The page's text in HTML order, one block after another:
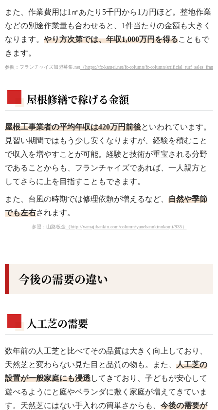
また、作業費用は1㎡あたり5千円から1万円ほど。整地作業
などの別途作業量も合わせると、1件当たりの金額も大きく
なります。 やり方次第では、年収1,000万円を得ることもで
きます。
参照：フランチャイズ加盟募集.net （https://fc-kamei.net/fc-column/fc-column/
屋根修繕で稼げる金額
屋根工事業者の平均年収は420万円前後といわれています。
見習い期間ではもう少し安くなりますが、経験を積むこと
で収入を増やすことが可能。経験と技術が重宝される分野
であることからも、フランチャイズであれば、一人親方と
してさらに上を目指すこともできます。
また、台風の時期では修理依頼が増えるなど、 自然や季節
でも左右されます。
参照：山路板金 （http://yamajibankin.com/column/yanebannkinnkouji/935）
今後の需要の違い
人工芝の需要
数年前の人工芝と比べてその品質は大きく向上しており、
天然芝と変わらない見た目と品質の物も。また、 人工芝の
設置が一般家庭にも浸透してきており、子どもが安心して
遊べるようにと庭やベランダに敷く家庭が増えてきていま
す。天然芝にはない手入れの簡単さからも、 今後の需要が